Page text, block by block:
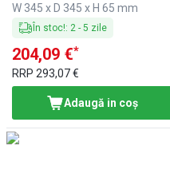
W 345 x D 345 x H 65 mm
În stoc!: 2- 5 zile
204,09 €*
RRP 293,07 €
Adaugă in coş